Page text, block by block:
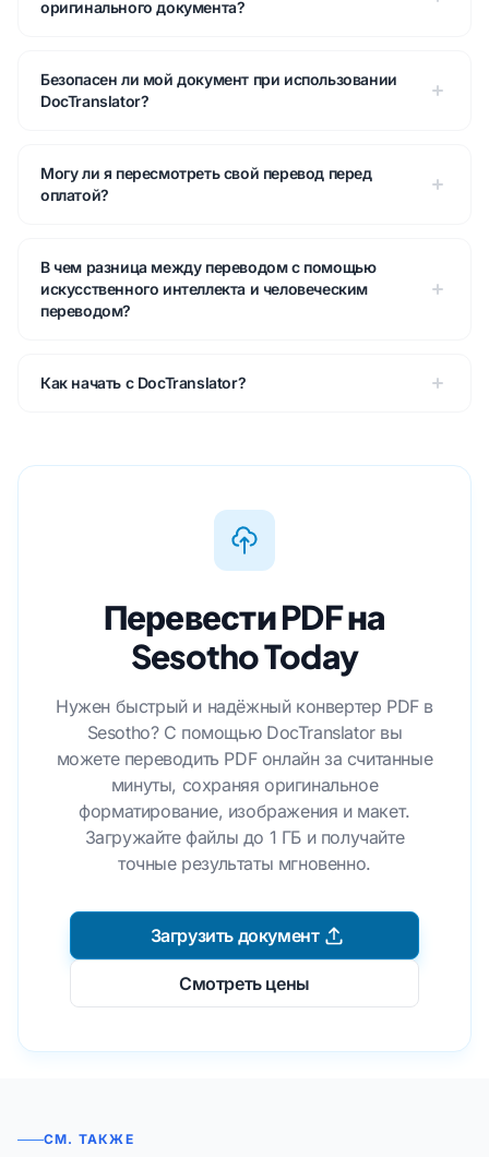
оригинального документа?
Безопасен ли мой документ при использовании
DocTranslator?
Могу ли я пересмотреть свой перевод перед
оплатой?
В чем разница между переводом с помощью
искусственного интеллекта и человеческим
переводом?
Как начать с DocTranslator?
Перевести PDF на
Sesotho Today
Нужен быстрый и надёжный конвертер PDF в
Sesotho? С помощью DocTranslator вы
можете переводить PDF онлайн за считанные
минуты, сохраняя оригинальное
форматирование, изображения и макет.
Загружайте файлы до 1 ГБ и получайте
точные результаты мгновенно.
Загрузить документ
Смотреть цены
СМ. ТАКЖЕ